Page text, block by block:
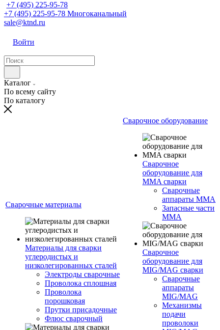
+7 (495) 225-95-78
+7 (495) 225-95-78 Многоканальный
sale@ktnd.ru
Войти
Каталог
По всему сайту
По каталогу
Сварочные материалы
Материалы для сварки
углеродистых и
низколегированных сталей
Электроды сварочные
Проволока сплошная
Проволока
порошковая
Прутки присадочные
Флюс сварочный
Сварочное оборудование
Сварочное
оборудование для
MMA сварки
Сварочные
аппараты MMA
Запасные части
MMA
Сварочное
оборудование для
MIG/MAG сварки
Сварочные
аппараты
MIG/MAG
Механизмы
подачи
проволоки